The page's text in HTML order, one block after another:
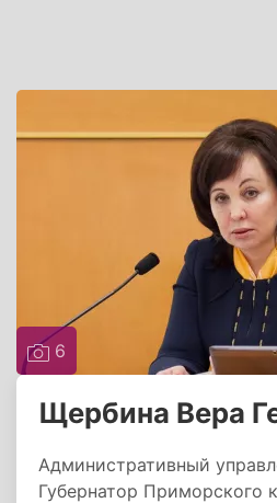
6
Щербина Вера
Административный
Губернатор Приморского